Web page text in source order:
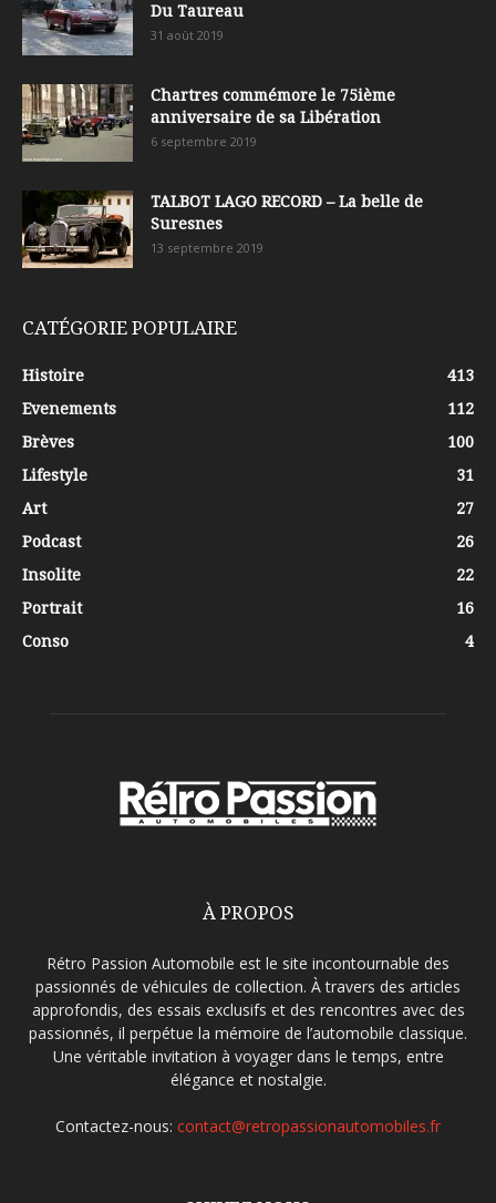
Du Taureau
31 août 2019
Chartres commémore le 75ième
anniversaire de sa Libération
6 septembre 2019
TALBOT LAGO RECORD – La belle de
Suresnes
13 septembre 2019
CATÉGORIE POPULAIRE
Histoire
413
Evenements
112
Brèves
100
Lifestyle
31
Art
27
Podcast
26
Insolite
22
Portrait
16
Conso
4
À PROPOS
Rétro Passion Automobile est le site incontournable des
passionnés de véhicules de collection. À travers des articles
approfondis, des essais exclusifs et des rencontres avec des
passionnés, il perpétue la mémoire de l’automobile classique.
Une véritable invitation à voyager dans le temps, entre
élégance et nostalgie.
Contactez-nous: contact@retropassionautomobiles.fr